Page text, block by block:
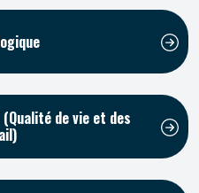
de vie et des